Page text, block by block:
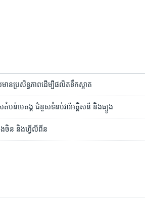
ាន​​ប្រសិទ្ធភាព​ដើម្បី​ផលិត​ទឹកស្អាត​
តំបន់​មេគង្គ ជំនួស​ទំនប់​វារីអគ្គិសនី និង​ធ្យូង
ង​ចិន​ និង​ហ្វីលីពីន​